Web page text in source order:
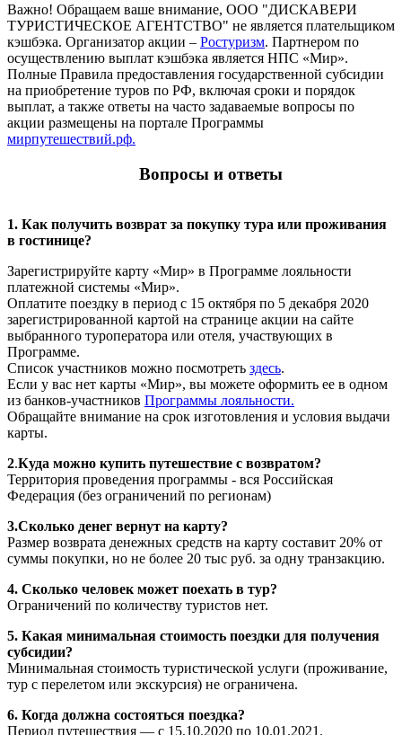
Важно! Обращаем ваше внимание, ООО "ДИСКАВЕРИ
ТУРИСТИЧЕСКОЕ АГЕНТСТВО" не является плательщиком
кэшбэка. Организатор акции – Ростуризм. Партнером по
осуществлению выплат кэшбэка является НПС «Мир».
Полные Правила предоставления государственной субсидии
на приобретение туров по РФ, включая сроки и порядок
выплат, а также ответы на часто задаваемые вопросы по
акции размещены на портале Программы
мирпутешествий.рф.
Вопросы и ответы
1. Как получить возврат за покупку тура или проживания
в гостинице?
Зарегистрируйте карту «Мир» в Программе лояльности
платежной системы «Мир».
Оплатите поездку в период с 15 октября по 5 декабря 2020
зарегистрированной картой на странице акции на сайте
выбранного туроператора или отеля, участвующих в
Программе.
Список участников можно посмотреть здесь.
Если у вас нет карты «Мир», вы можете оформить ее в одном
из банков-участников Программы лояльности.
Обращайте внимание на срок изготовления и условия выдачи
карты.
2.Куда можно купить путешествие с возвратом?
Территория проведения программы - вся Российская
Федерация (без ограничений по регионам)
3.Сколько денег вернут на карту?
Размер возврата денежных средств на карту составит 20% от
суммы покупки, но не более 20 тыс руб. за одну транзакцию.
4. Сколько человек может поехать в тур?
Ограничений по количеству туристов нет.
5. Какая минимальная стоимость поездки для получения
субсидии?
Минимальная стоимость туристической услуги (проживание,
тур с перелетом или экскурсия) не ограничена.
6. Когда должна состояться поездка?
Период путешествия — с 15.10.2020 по 10.01.2021.